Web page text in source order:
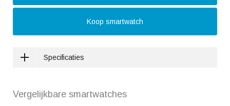
Koop smartwatch
Specificaties
Vergelijkbare smartwatches